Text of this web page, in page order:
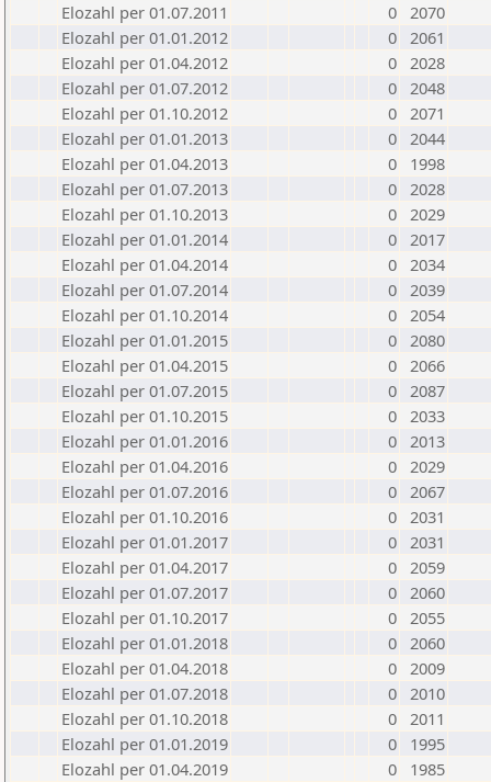
Elozahl per 01.07.2011
0 2070
Elozahl per 01.01.2012
0 2061
Elozahl per 01.04.2012
0 2028
Elozahl per 01.07.2012
0 2048
Elozahl per 01.10.2012
0 2071
Elozahl per 01.01.2013
0 2044
Elozahl per 01.04.2013
0
1998
Elozahl per 01.07.2013
0 2028
Elozahl per 01.10.2013
0 2029
Elozahl per 01.01.2014
0 2017
Elozahl per 01.04.2014
0 2034
Elozahl per 01.07.2014
0 2039
Elozahl per 01.10.2014
0 2054
Elozahl per 01.01.2015
0 2080
Elozahl per 01.04.2015
0 2066
Elozahl per 01.07.2015
0 2087
Elozahl per 01.10.2015
0 2033
Elozahl per 01.01.2016
0 2013
Elozahl per 01.04.2016
0 2029
Elozahl per 01.07.2016
0 2067
Elozahl per 01.10.2016
0 2031
Elozahl per 01.01.2017
0 2031
Elozahl per 01.04.2017
0 2059
Elozahl per 01.07.2017
0 2060
Elozahl per 01.10.2017
0 2055
Elozahl per 01.01.2018
0 2060
Elozahl per 01.04.2018
0 2009
Elozahl per 01.07.2018
0 2010
Elozahl per 01.10.2018
0 2011
Elozahl per 01.01.2019
0
1995
Elozahl per 01.04.2019
0
1985